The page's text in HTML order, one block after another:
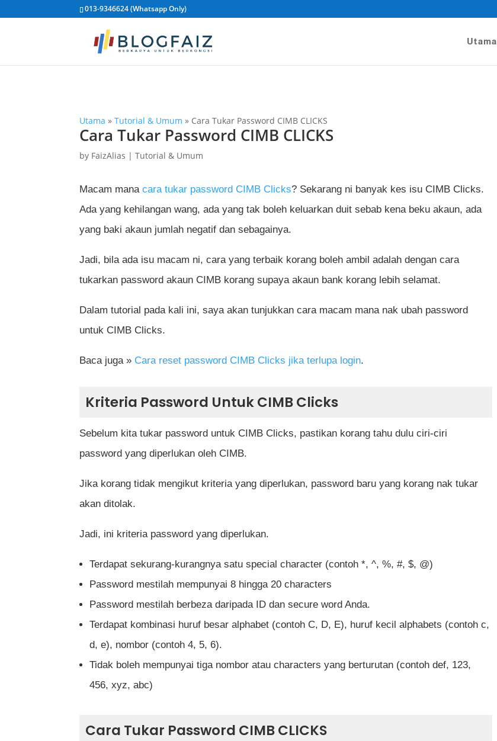
013-9346624 (Whatsapp Only)
Utama
Utama »Tutorial & Umum » Cara Tukar Password CIMB CLICKS
Cara Tukar Password CIMB CLICKS
by FaizAlias |Tutorial & Umum
Macam manacara tukar password CIMB Clicks? Sekarang ni banyak kes isu CIMB Clicks.
Ada yang kehilangan wang, ada yang tak boleh keluarkan duit sebab kena beku akaun, ada
yang baki akaun jumlah negatif dan sebagainya.
Jadi, bila ada isu macam ni, cara yang terbaik korang boleh ambil adalah dengan cara
tukarkan password akaun CIMB korang supaya akaun bank korang lebih selamat.
Dalam tutorial pada kali ini, saya akan tunjukkan cara macam mana nak ubah password
untuk CIMB Clicks.
Baca juga » Cara reset password CIMB Clicks jika terlupa login.
Kriteria Password Untuk CIMB Clicks
Sebelum kita tukar password untuk CIMB Clicks, pastikan korang tahu dulu ciri-ciri
password yang diperlukan oleh CIMB.
Jika korang tidak mengikut kriteria yang diperlukan, password baru yang korang nak tukar
akan ditolak.
Jadi, ini kriteria password yang diperlukan.
Terdapat sekurang-kurangnya satu special character (contoh *, ^, %, #, $, @)
Password mestilah mempunyai 8 hingga 20 characters
Password mestilah berbeza daripada ID dan secure word Anda.
Terdapat kombinasi huruf besar alphabet (contoh C, D, E), huruf kecil alphabets (contoh c,
d, e), nombor (contoh 4, 5, 6).
Tidak boleh mempunyai tiga nombor atau characters yang berturutan (contoh def, 123,
456, xyz, abc)
Cara Tukar Password CIMB CLICKS